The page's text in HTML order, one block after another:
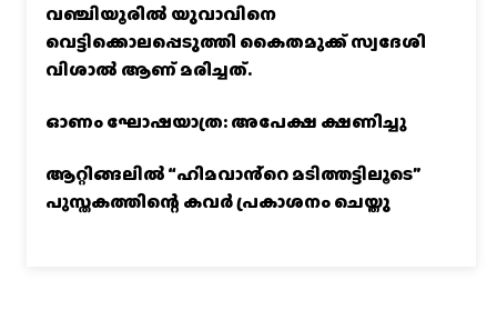
വഞ്ചിയൂരില്‍ യുവാവിനെ
വെട്ടിക്കൊലപ്പെടുത്തി കൈതമുക്ക് സ്വദേശി
വിശാല്‍ ആണ് മരിച്ചത്.
ഓണം ഘോഷയാത്ര: അപേക്ഷ ക്ഷണിച്ചു
ആറ്റിങ്ങലിൽ “ഹിമവാൻ്റെ മടിത്തട്ടിലൂടെ”
പുസ്തകത്തിന്റെ കവർ പ്രകാശനം ചെയ്തു